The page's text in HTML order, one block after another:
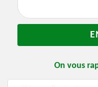
On vous